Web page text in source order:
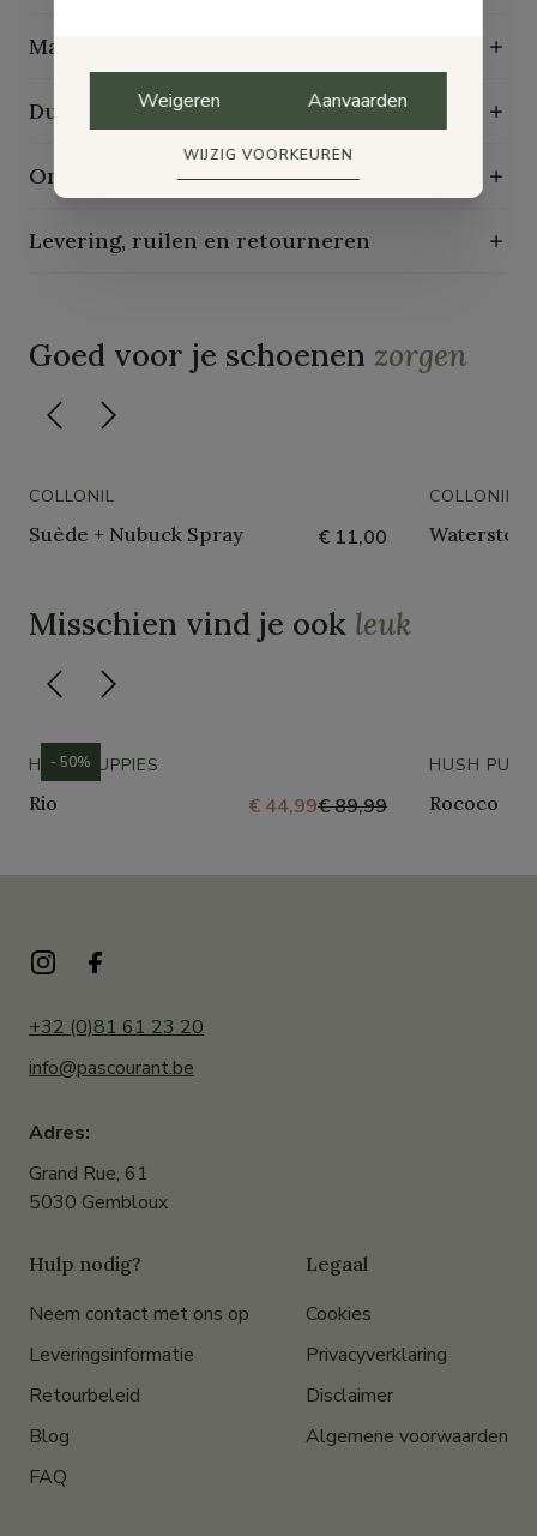
Maattabel
Duurzaamheidskenmerken
Onderhoudsgids
Levering, ruilen en retourneren
Goed voor je schoenen zorgen
COLLONIL
Suède + Nubuck Spray € 11,00
COLLONIL
Waterstop
Misschien vind je ook leuk
HUSH PUPPIES
Rio € 44,99€ 89,99
- 50% HUSH
Rococo
+32 (0)81 61 23 20
info@pascourant.be
Adres:
Grand Rue, 61
5030 Gembloux
Hulp nodig?
Neem contact met ons op
Leveringsinformatie
Retourbeleid
Blog
FAQ
Legaal
Cookies
Privacyverklaring
Disclaimer
Algemene voorwaarden
Weigeren Aanvaarden
WIJZIG VOORKEUREN